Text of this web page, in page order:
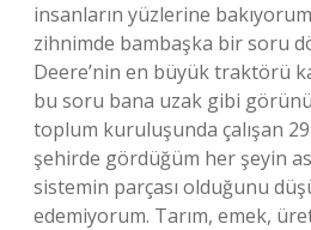
insanların yüzlerine
zihnimde bambaşka bir soru
Deere’nin en büyük traktörü
bu soru bana uzak gibi
toplum kuruluşunda çalışan
şehirde gördüğüm her şeyin
sistemin parçası olduğunu
edemiyorum. Tarım, emek,